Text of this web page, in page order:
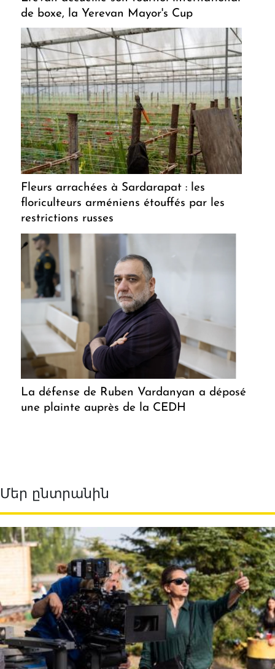
de boxe, la Yerevan Mayor's Cup
Fleurs arrachées à Sardarapat : les
floriculteurs arméniens étouffés par les
restrictions russes
La défense de Ruben Vardanyan a déposé
une plainte auprès de la CEDH
Մեր ընտրանին